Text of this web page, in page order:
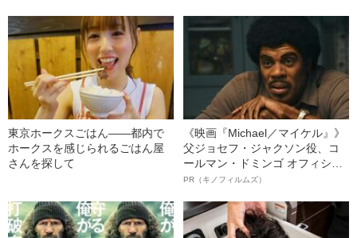
東京ホークスごはん――都内で
ホークスを感じられるごはん屋
さんを探して
《映画『Michael／マイケル』》
父ジョセフ・ジャクソン役、コ
ールマン・ドミンゴ オフィシャ
ルインタビュー“観客を魅了した
語る”《日本興収70億円突破》
PR（キノフィルムズ）